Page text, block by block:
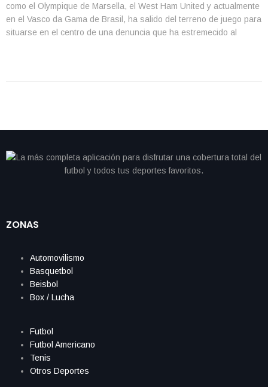
como el Olympique de Marsella, el West Ham United y actualmente
en el Vasco da Gama de Brasil, ha salido del terreno de juego para
situarse en el centro de una denuncia que ha estremecido al
ZONAS
Automovilismo
Basquetbol
Beisbol
Box / Lucha
Futbol
Futbol Americano
Tenis
Otros Deportes